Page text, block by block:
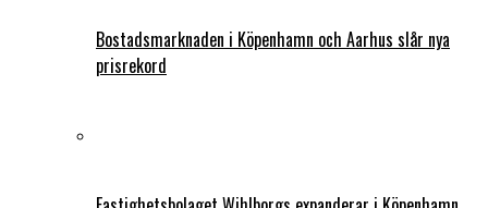
Bostadsmarknaden i Köpenhamn och Aarhus slår nya
prisrekord